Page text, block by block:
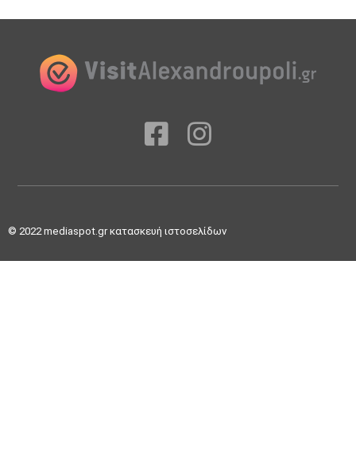
© 2022mediaspot.gr κατασκευή ιστοσελίδων